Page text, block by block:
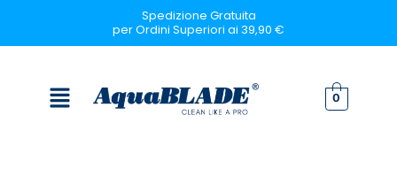
Spedizione Gratuita
per Ordini Superiori ai 39,90 €
Menu 0